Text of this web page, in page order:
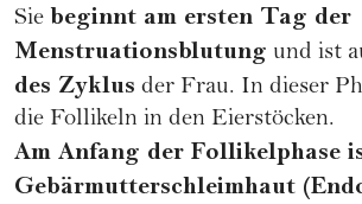
Sie beginnt am ersten Tag der
Menstruationsblutung und ist
des Zyklus der Frau. In dieser
die Follikeln in den Eierstöcken.
Am Anfang der Follikelphase
Gebärmutterschleimhaut